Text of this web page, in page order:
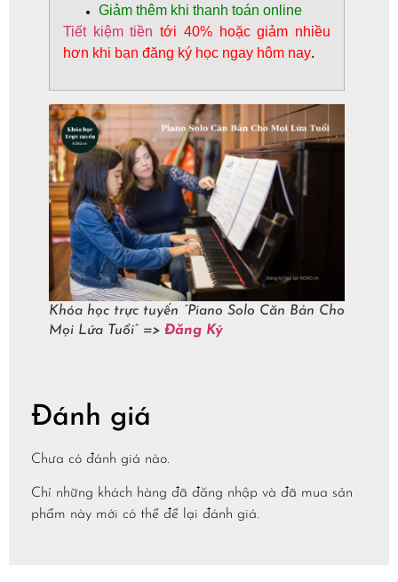
Giảm thêm khi thanh toán online
Tiết kiệm tiền tới 40% hoặc giảm nhiều
hơn khi bạn đăng ký học ngay hôm nay.
Khóa học trực tuyến “Piano Solo Căn Bản Cho
Mọi Lứa Tuổi” => Đăng Ký
Đánh giá
Chưa có đánh giá nào.
Chỉ những khách hàng đã đăng nhập và đã mua sản
phẩm này mới có thể để lại đánh giá.